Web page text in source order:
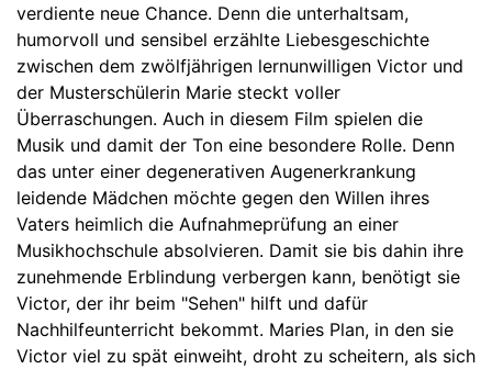
verdiente neue Chance. Denn die unterhaltsam,
humorvoll und sensibel erzählte Liebesgeschichte
zwischen dem zwölfjährigen lernunwilligen Victor und
der Musterschülerin Marie steckt voller
Überraschungen. Auch in diesem Film spielen die
Musik und damit der Ton eine besondere Rolle. Denn
das unter einer degenerativen Augenerkrankung
leidende Mädchen möchte gegen den Willen ihres
Vaters heimlich die Aufnahmeprüfung an einer
Musikhochschule absolvieren. Damit sie bis dahin ihre
zunehmende Erblindung verbergen kann, benötigt sie
Victor, der ihr beim "Sehen" hilft und dafür
Nachhilfeunterricht bekommt. Maries Plan, in den sie
Victor viel zu spät einweiht, droht zu scheitern, als sich